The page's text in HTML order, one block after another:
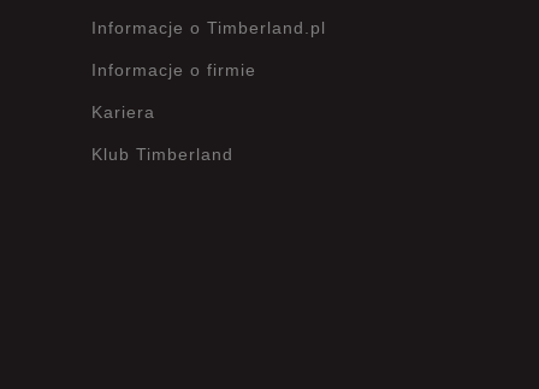
Informacje o Timberland.pl
Informacje o firmie
Kariera
Klub Timberland